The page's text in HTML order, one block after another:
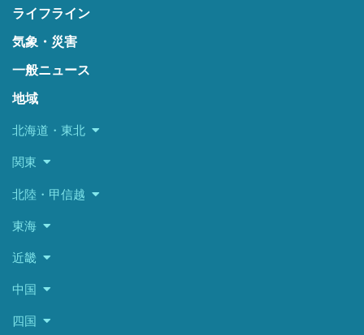
ライフライン
気象・災害
一般ニュース
地域
北海道・東北
関東
北陸・甲信越
東海
近畿
中国
四国